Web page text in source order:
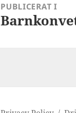
PUBLICERAT I